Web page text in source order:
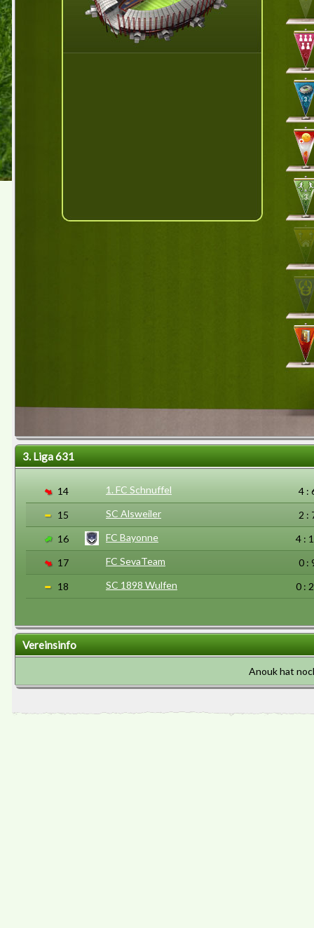
3. Liga 631
14 1. FC Schnuffel
4 :
15
SC Alsweiler
2 :
16
FC Bayonne
4 :
17
FC SevaTeam
0 :
18
SC 1898 Wulfen 0 :
Vereinsinfo
Anouk hat